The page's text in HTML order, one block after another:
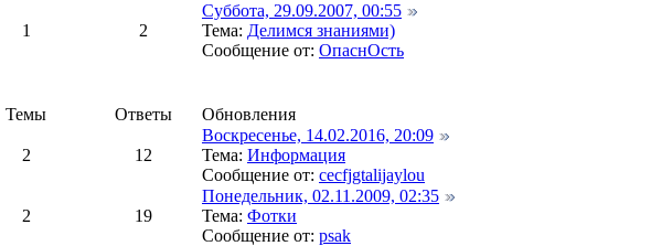
1 2
Суббота, 29.09.2007, 00:55
Тема: Делимся знаниями)
Сообщение от: ОпаснОсть
Темы Ответы Обновления
2 12
Воскресенье, 14.02.2016, 20:09
Тема: Информация
Сообщение от: cecfjgtalijaylou
2 19
Понедельник, 02.11.2009, 02:35
Тема: Фотки
Сообщение от: psak